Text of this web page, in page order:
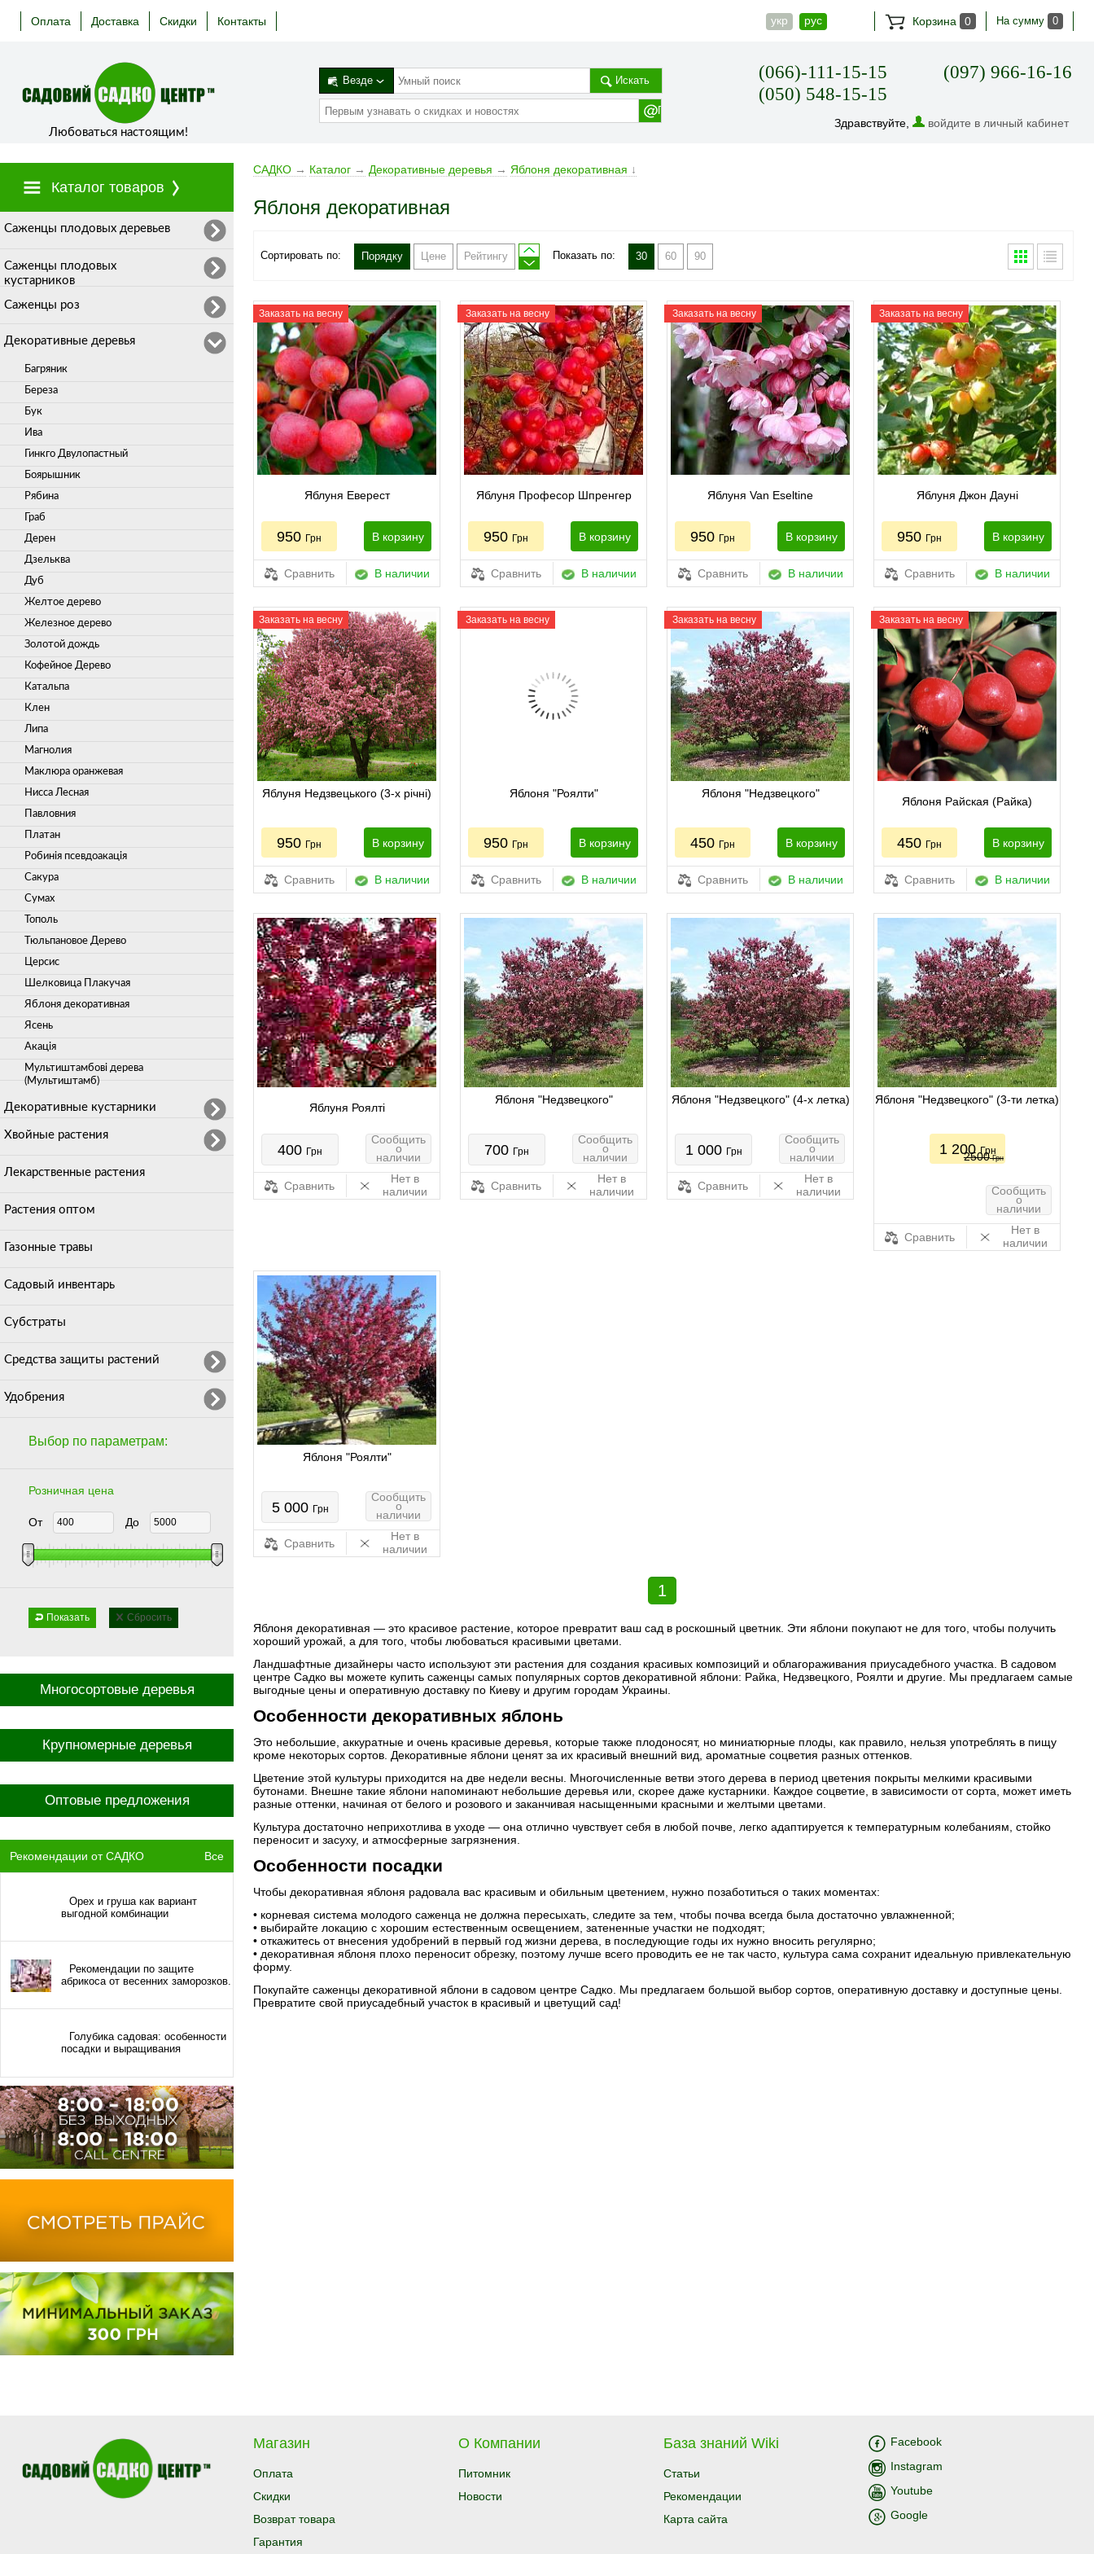
Оплата Доставка Скидки Контакты укр рус Корзина 0 На сумму 0
Любоваться настоящим!
Везде Искать
(066)-111-15-15
(050) 548-15-15
(097) 966-16-16
Здравствуйте, войдите в личный кабинет
Каталог товаров
Cаженцы плодовых деревьев
Саженцы плодовых
кустарников
Саженцы роз
Декоративные деревья
Багряник
Береза
Бук
Ива
Гинкго Двулопастный
Боярышник
Рябина
Граб
Дерен
Дзельква
Дуб
Желтое дерево
Железное дерево
Золотой дождь
Кофейное Дерево
Катальпа
Клен
Липа
Магнолия
Маклюра оранжевая
Нисса Лесная
Павловния
Платан
Робинія псевдоакація
Сакура
Сумах
Тополь
Тюльпановое Дерево
Церсис
Шелковица Плакучая
Яблоня декоративная
Ясень
Акація
Мультиштамбові дерева
(Мультиштамб)
Декоративные кустарники
Хвойные растения
Лекарственные растения
Растения оптом
Газонные травы
Садовый инвентарь
Субстраты
Средства защиты растений
Удобрения
Многосортовые деревья
Крупномерные деревья
Оптовые предложения
Рекомендации от САДКО Все
Орех и груша как вариант
выгодной комбинации
Рекомендации по защите
абрикоса от весенних заморозков.
Голубика садовая: особенности
посадки и выращивания
Выбор по параметрам:
Розничная цена
От До
Показать Сбросить
САДКО → Каталог → Декоративные деревья → Яблоня декоративная ↓
Яблоня декоративная
Сортировать по: Порядку Цене Рейтингу Показать по: 30 60 90
Заказать на весну
Яблуня Еверест
950 Грн В корзину
Сравнить В наличии
Заказать на весну
Яблуня Професор Шпренгер
950 Грн В корзину
Сравнить В наличии
Заказать на весну
Яблуня Van Eseltine
950 Грн В корзину
Сравнить В наличии
Заказать на весну
Яблуня Джон Дауні
950 Грн В корзину
Сравнить В наличии
Заказать на весну
Яблуня Недзвецького (3-х річні)
950 Грн В корзину
Сравнить В наличии
Заказать на весну
Яблоня "Роялти"
950 Грн В корзину
Сравнить В наличии
Заказать на весну
Яблоня "Недзвецкого"
450 Грн В корзину
Сравнить В наличии
Заказать на весну
Яблоня Райская (Райка)
450 Грн В корзину
Сравнить В наличии
Яблуня Роялті
400 Грн
Сообщить
о
наличии
Сравнить
Нет в
наличии
Яблоня "Недзвецкого"
700 Грн
Сообщить
о
наличии
Сравнить
Нет в
наличии
Яблоня "Недзвецкого" (4-х летка)
1 000 Грн
Сообщить
о
наличии
Сравнить
Нет в
наличии
Яблоня "Недзвецкого" (3-ти летка)
1 200Грн
2500Грн
Сообщить
о
наличии
Сравнить
Нет в
наличии
Яблоня "Роялти"
5 000 Грн
Сообщить
о
наличии
Сравнить
Нет в
наличии
1
Яблоня декоративная — это красивое растение, которое превратит ваш сад в роскошный цветник. Эти яблони покупают не для того, чтобы получить
хороший урожай, а для того, чтобы любоваться красивыми цветами.
Ландшафтные дизайнеры часто используют эти растения для создания красивых композиций и облагораживания приусадебного участка. В садовом
центре Садко вы можете купить саженцы самых популярных сортов декоративной яблони: Райка, Недзвецкого, Роялти и другие. Мы предлагаем самые
выгодные цены и оперативную доставку по Киеву и другим городам Украины.
Особенности декоративных яблонь
Это небольшие, аккуратные и очень красивые деревья, которые также плодоносят, но миниатюрные плоды, как правило, нельзя употреблять в пищу
кроме некоторых сортов. Декоративные яблони ценят за их красивый внешний вид, ароматные соцветия разных оттенков.
Цветение этой культуры приходится на две недели весны. Многочисленные ветви этого дерева в период цветения покрыты мелкими красивыми
бутонами. Внешне такие яблони напоминают небольшие деревья или, скорее даже кустарники. Каждое соцветие, в зависимости от сорта, может иметь
разные оттенки, начиная от белого и розового и заканчивая насыщенными красными и желтыми цветами.
Культура достаточно неприхотлива в уходе — она отлично чувствует себя в любой почве, легко адаптируется к температурным колебаниям, стойко
переносит и засуху, и атмосферные загрязнения.
Особенности посадки
Чтобы декоративная яблоня радовала вас красивым и обильным цветением, нужно позаботиться о таких моментах:
• корневая система молодого саженца не должна пересыхать, следите за тем, чтобы почва всегда была достаточно увлажненной;
• выбирайте локацию с хорошим естественным освещением, затененные участки не подходят;
• откажитесь от внесения удобрений в первый год жизни дерева, в последующие годы их нужно вносить регулярно;
• декоративная яблоня плохо переносит обрезку, поэтому лучше всего проводить ее не так часто, культура сама сохранит идеальную привлекательную
форму.
Покупайте саженцы декоративной яблони в садовом центре Садко. Мы предлагаем большой выбор сортов, оперативную доставку и доступные цены.
Превратите свой приусадебный участок в красивый и цветущий сад!
Магазин
Оплата
Скидки
Возврат товара
Гарантия
О Компании
Питомник
Новости
База знаний Wiki
Статьи
Рекомендации
Карта сайта
Facebook
Instagram
Youtube
Google